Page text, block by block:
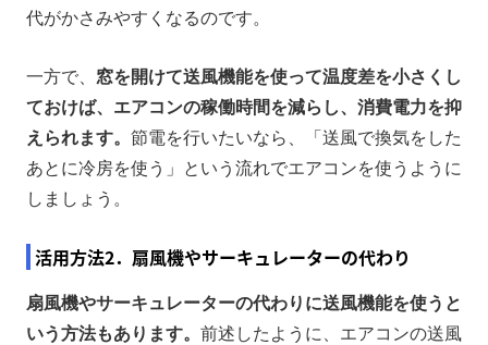
代がかさみやすくなるのです。
一方で、 窓を開けて送風機能を使って温度差を小さくし
ておけば、エアコンの稼働時間を減らし、消費電力を抑
えられます。 節電を行いたいなら、「送風で換気をした
あとに冷房を使う」という流れでエアコンを使うように
しましょう。
活用方法2．扇風機やサーキュレーターの代わり
扇風機やサーキュレーターの代わりに送風機能を使うと
いう方法もあります。 前述したように、エアコンの送風